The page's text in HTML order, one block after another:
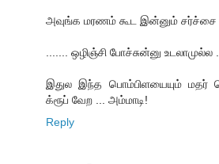
அவுங்க மரணம் கூட இன்னும்
....... ஒழிஞ்சி போச்சுன்னு உடலாமுல்ல ..
இதுல இந்த பொம்பிளயையும் மதர்
க்ரூப் வேற ... அம்மாடி!
Reply